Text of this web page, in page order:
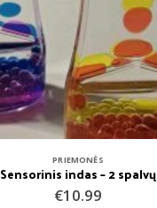
PRIEMONĖS
Sensorinis indas – 2 spalvų
€10.99